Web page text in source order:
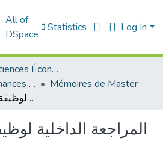
All of
DSpace
Statistics Log In
Faculté des Sciences Économiques Commerciales et des Sciences de Gestion
Département des finances et de comptabilité
Mémoires de Master
المراجعة الداخلية لوظيفة إدارة الموارد البشرية
المراجعة الداخلية